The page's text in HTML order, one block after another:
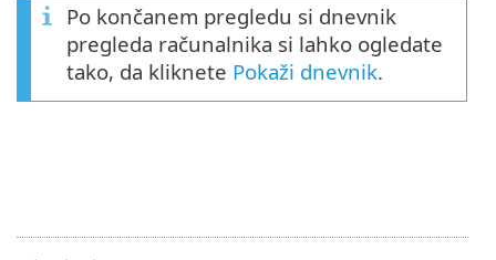
Po končanem pregledu si dnevnik
pregleda računalnika si lahko ogledate
tako, da kliknete Pokaži dnevnik.